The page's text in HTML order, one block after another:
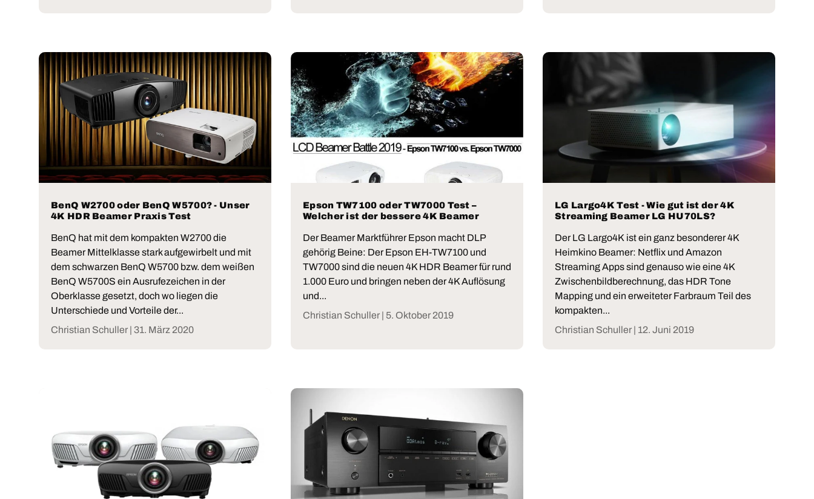
BenQ W2700 oder BenQ W5700? - Unser
4K HDR Beamer Praxis Test
BenQ hat mit dem kompakten W2700 die
Beamer Mittelklasse stark aufgewirbelt und mit
dem schwarzen BenQ W5700 bzw. dem weißen
BenQ W5700S ein Ausrufezeichen in der
Oberklasse gesetzt, doch wo liegen die
Unterschiede und Vorteile der...
Christian Schuller | 31. März 2020
Epson TW7100 oder TW7000 Test –
Welcher ist der bessere 4K Beamer
Der Beamer Marktführer Epson macht DLP
gehörig Beine: Der Epson EH-TW7100 und
TW7000 sind die neuen 4K HDR Beamer für rund
1.000 Euro und bringen neben der 4K Auflösung
und...
Christian Schuller | 5. Oktober 2019
LG Largo4K Test - Wie gut ist der 4K
Streaming Beamer LG HU70LS?
Der LG Largo4K ist ein ganz besonderer 4K
Heimkino Beamer: Netflix und Amazon
Streaming Apps sind genauso wie eine 4K
Zwischenbildberechnung, das HDR Tone
Mapping und ein erweiteter Farbraum Teil des
kompakten...
Christian Schuller | 12. Juni 2019